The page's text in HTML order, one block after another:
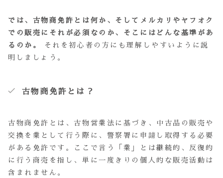
では、古物商免許とは何か、そしてメルカリやヤフオク
での販売にそれが必須なのか、そこにはどんな基準があ
るのか。
それを初心者の方にも理解しやすいように説
明しましょう。
古物商免許とは？
古物商免許とは、古物営業法に基づき、中古品の販売や
交換を業として行う際に、警察署に申請し取得する必要
がある免許です。ここで言う「業」とは継続的、反復的
に行う商売を指し、単に一度きりの個人的な販売活動は
含まれません。